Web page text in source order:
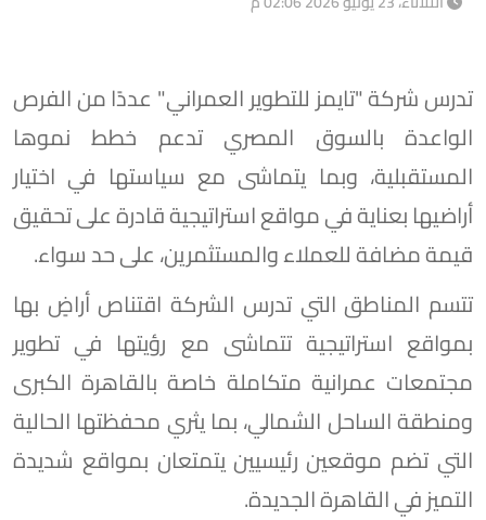
تدرس شركة "تايمز للتطوير العمراني" عددًا من الفرص
الواعدة بالسوق المصري تدعم خطط نموها
المستقبلية، وبما يتماشى مع سياستها في اختيار
أراضيها بعناية في مواقع استراتيجية قادرة على تحقيق
قيمة مضافة للعملاء والمستثمرين، على حد سواء.
تتسم المناطق التي تدرس الشركة اقتناص أراضٍ بها
بمواقع استراتيجية تتماشى مع رؤيتها في تطوير
مجتمعات عمرانية متكاملة خاصة بالقاهرة الكبرى
ومنطقة الساحل الشمالي، بما يثري محفظتها الحالية
التي تضم موقعين رئيسيين يتمتعان بمواقع شديدة
التميز في القاهرة الجديدة.